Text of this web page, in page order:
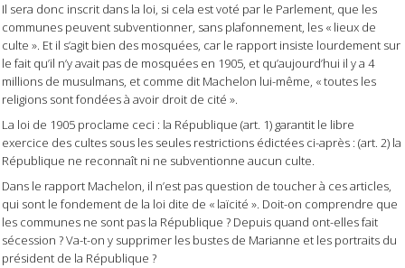
Il sera donc inscrit dans la loi, si cela est voté par le Parlement, que les
communes peuvent subventionner, sans plafonnement, les « lieux de
culte ». Et il s’agit bien des mosquées, car le rapport insiste lourdement sur
le fait qu’il n’y avait pas de mosquées en 1905, et qu’aujourd’hui il y a 4
millions de musulmans, et comme dit Machelon lui-même, « toutes les
religions sont fondées à avoir droit de cité ».
La loi de 1905 proclame ceci : la République (art. 1) garantit le libre
exercice des cultes sous les seules restrictions édictées ci-après : (art. 2) la
République ne reconnaît ni ne subventionne aucun culte.
Dans le rapport Machelon, il n’est pas question de toucher à ces articles,
qui sont le fondement de la loi dite de « laïcité ». Doit-on comprendre que
les communes ne sont pas la République ? Depuis quand ont-elles fait
sécession ? Va-t-on y supprimer les bustes de Marianne et les portraits du
président de la République ?